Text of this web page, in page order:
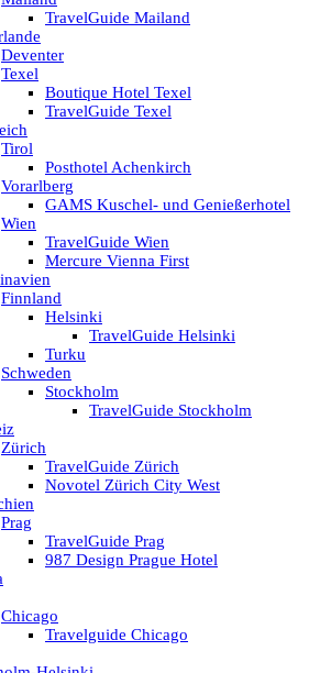
TravelGuide Mailand
Deventer
Texel
Boutique Hotel Texel
TravelGuide Texel
Tirol
Posthotel Achenkirch
Vorarlberg
GAMS Kuschel- und Genießerhotel
Wien
TravelGuide Wien
Mercure Vienna First
Finnland
Helsinki
TravelGuide Helsinki
Turku
Schweden
Stockholm
TravelGuide Stockholm
Zürich
TravelGuide Zürich
Novotel Zürich City West
Prag
TravelGuide Prag
987 Design Prague Hotel
Chicago
Travelguide Chicago